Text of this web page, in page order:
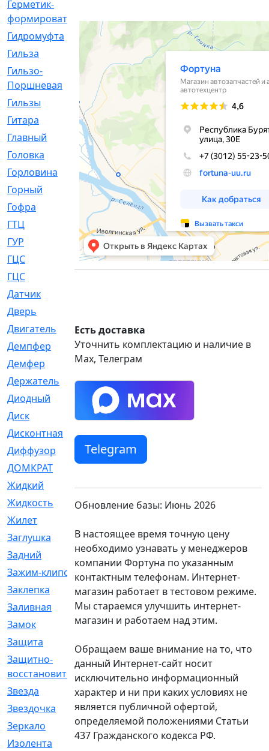
Герметик-
формирователь
Гидромуфта
[47]
Гильза
Гильзо-
Поршневая
[13]
Гильзы
[259]
Гитара
[7]
Главный
[29]
Головка
[28]
Горловина
[14]
Горный
[1]
Гофра
[86]
ГТЦ
ГУР
[34]
ГЦC
[6]
ГЦС
Датчик
Дверь
Двигатель
[64]
Демпфер
[2]
Демфер
[1]
Держатель
[5]
Диодный
[3]
Диск
[418]
Дисконтная
[1]
Диффузор
[1]
ДОМКРАТ
[1]
Жидкий
[5]
Жидкость
[80]
Жилет
Заглушка
[21]
Задний
[528]
Зажим-клипса
[1]
Заклепка
[1]
Заливная
[4]
Замок
[12]
Защита
Защитно-
восстановительный
[4]
Звезда
[1]
Звездочка
[5]
Зеркало
[369]
Изолента
[1]
Есть доставка
Уточнить комплектацию и наличие в
Max, Телеграм
Telegram
Обновление базы: Июнь 2026
В настоящее время точную цену
необходимо узнавать у менеджеров
компании Фортуна по указанным
контактным телефонам. Интернет-
магазин работает в тестовом режиме.
Мы стараемся улучшить интернет-
магазин и работаем над этим.
Обращаем ваше внимание на то, что
данный Интернет-сайт носит
исключительно информационный
характер и ни при каких условиях не
является публичной офертой,
определяемой положениями Статьи
437 Гражданского кодекса РФ.